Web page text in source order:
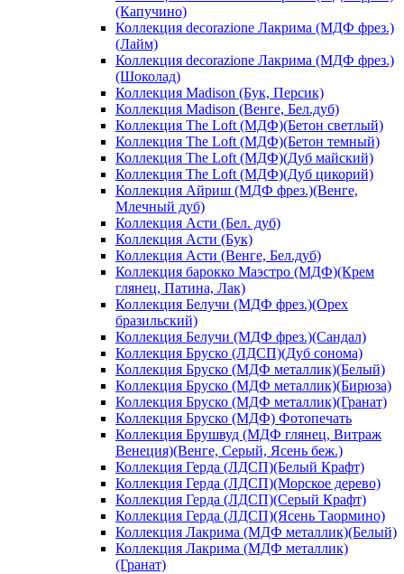
(Капучино)
Коллекция decorazione Лакрима (МДФ фрез.)
(Лайм)
Коллекция decorazione Лакрима (МДФ фрез.)
(Шоколад)
Коллекция Madison (Бук, Персик)
Коллекция Madison (Венге, Бел.дуб)
Коллекция The Loft (МДФ)(Бетон светлый)
Коллекция The Loft (МДФ)(Бетон темный)
Коллекция The Loft (МДФ)(Дуб майский)
Коллекция The Loft (МДФ)(Дуб цикорий)
Коллекция Айриш (МДФ фрез.)(Венге,
Млечный дуб)
Коллекция Асти (Бел. дуб)
Коллекция Асти (Бук)
Коллекция Асти (Венге, Бел.дуб)
Коллекция барокко Маэстро (МДФ)(Крем
глянец, Патина, Лак)
Коллекция Белучи (МДФ фрез.)(Орех
бразильский)
Коллекция Белучи (МДФ фрез.)(Сандал)
Коллекция Бруско (ЛДСП)(Дуб сонома)
Коллекция Бруско (МДФ металлик)(Белый)
Коллекция Бруско (МДФ металлик)(Бирюза)
Коллекция Бруско (МДФ металлик)(Гранат)
Коллекция Бруско (МДФ) Фотопечать
Коллекция Брушвуд (МДФ глянец, Витраж
Венеция)(Венге, Серый, Ясень беж.)
Коллекция Герда (ЛДСП)(Белый Крафт)
Коллекция Герда (ЛДСП)(Морское дерево)
Коллекция Герда (ЛДСП)(Серый Крафт)
Коллекция Герда (ЛДСП)(Ясень Таормино)
Коллекция Лакрима (МДФ металлик)(Белый)
Коллекция Лакрима (МДФ металлик)
(Гранат)